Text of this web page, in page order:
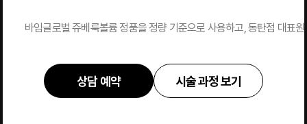
바임글로벌 쥬베룩볼륨 정품을 정량 기준으로 사용하고, 동탄점 대표
상담 예약 시술 과정 보기